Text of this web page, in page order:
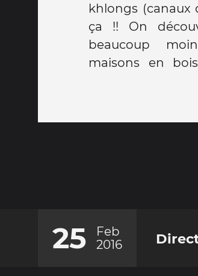
khlongs (canaux
ça !! On
beaucoup
maisons en
Bangkok, et le
fruits à volonté
Retour à l'hôtel
25
Feb
2016